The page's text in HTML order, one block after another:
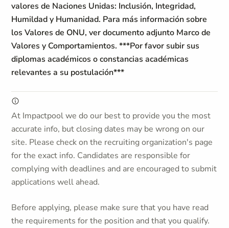
valores de Naciones Unidas: Inclusión, Integridad,
Humildad y Humanidad. Para más información sobre
los Valores de ONU, ver documento adjunto Marco de
Valores y Comportamientos. ***Por favor subir sus
diplomas académicos o constancias académicas
relevantes a su postulación***
At Impactpool we do our best to provide you the most
accurate info, but closing dates may be wrong on our
site. Please check on the recruiting organization's page
for the exact info. Candidates are responsible for
complying with deadlines and are encouraged to submit
applications well ahead.
Before applying, please make sure that you have read
the requirements for the position and that you qualify.